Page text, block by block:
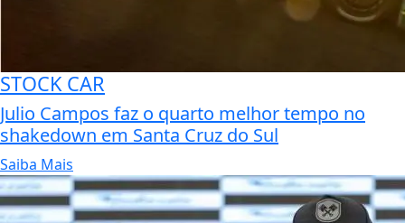
STOCK CAR
Julio Campos faz o quarto melhor tempo no
shakedown em Santa Cruz do Sul
Saiba Mais